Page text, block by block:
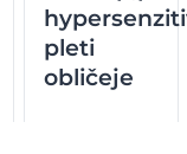
pleti
obličeje